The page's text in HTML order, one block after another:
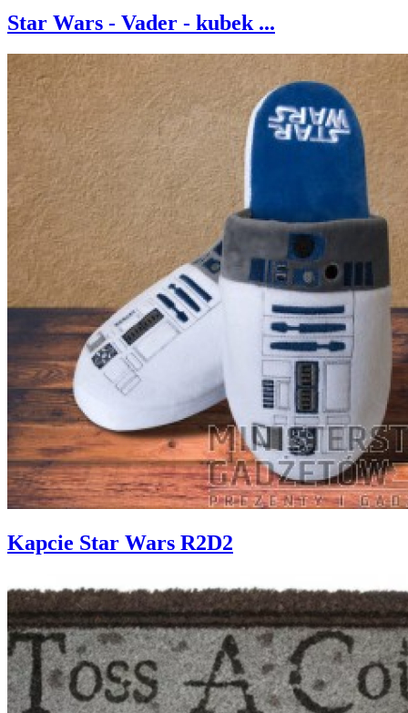
Star Wars - Vader - kubek ...
Kapcie Star Wars R2D2